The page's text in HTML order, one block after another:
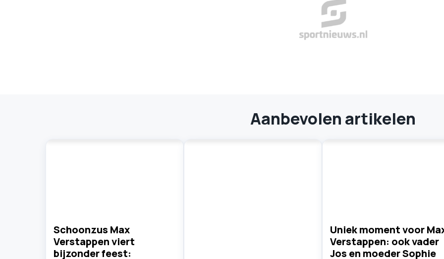
Aanbevolen artikelen
Schoonzus Max
Verstappen viert
bijzonder feest:
Uniek moment voor
Verstappen: ook vader
Jos en moeder Sophie